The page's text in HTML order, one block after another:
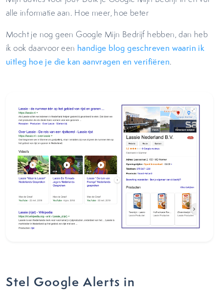
alle informatie aan. Hoe meer, hoe beter
Mocht je nog geen Google Mijn Bedrijf hebben, dan heb
ik ook daarvoor een handige blog geschreven waarin ik
uitleg hoe je die kan aanvragen en verifiëren.
Stel Google Alerts in